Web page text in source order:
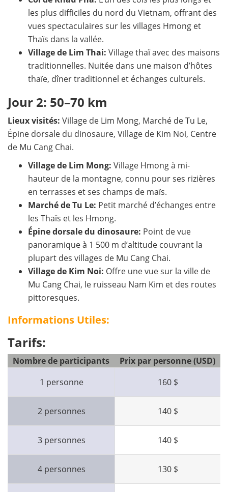
les plus difficiles du nord du Vietnam, offrant des
vues spectaculaires sur les villages Hmong et
Thaïs dans la vallée.
Village de Lim Thai: Village thaï avec des maisons
traditionnelles. Nuitée dans une maison d’hôtes
thaïe, dîner traditionnel et échanges culturels.
Jour 2: 50–70 km
Lieux visités: Village de Lim Mong, Marché de Tu Le,
Épine dorsale du dinosaure, Village de Kim Noi, Centre
de Mu Cang Chai.
Village de Lim Mong: Village Hmong à mi-
hauteur de la montagne, connu pour ses rizières
en terrasses et ses champs de maïs.
Marché de Tu Le: Petit marché d’échanges entre
les Thaïs et les Hmong.
Épine dorsale du dinosaure: Point de vue
panoramique à 1 500 m d’altitude couvrant la
plupart des villages de Mu Cang Chai.
Village de Kim Noi: Offre une vue sur la ville de
Mu Cang Chai, le ruisseau Nam Kim et des routes
pittoresques.
Informations Utiles:
Tarifs:
Nombre de participants
Prix par personne (USD)
1 personne
160 $
2 personnes 140 $
3 personnes 140 $
4 personnes 130 $